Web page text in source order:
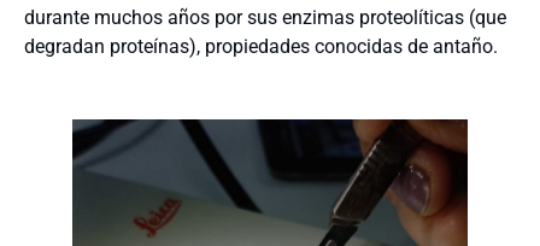
durante muchos años por sus enzimas proteolíticas (que
degradan proteínas), propiedades conocidas de antaño.